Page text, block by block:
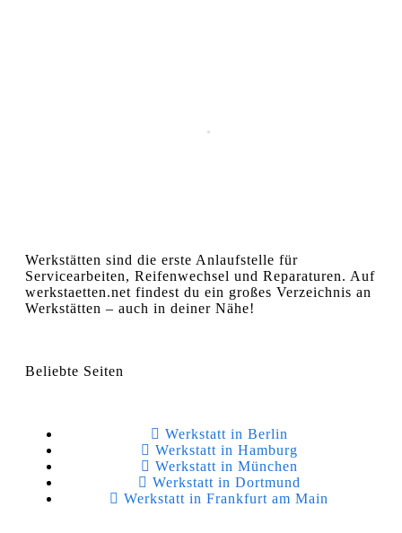
Werkstätten sind die erste Anlaufstelle für
Servicearbeiten, Reifenwechsel und Reparaturen. Auf
werkstaetten.net findest du ein großes Verzeichnis an
Werkstätten – auch in deiner Nähe!
Beliebte Seiten
Werkstatt in Berlin
Werkstatt in Hamburg
Werkstatt in München
Werkstatt in Dortmund
Werkstatt in Frankfurt am Main